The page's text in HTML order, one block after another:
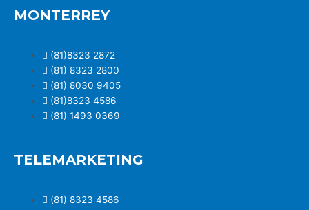
MONTERREY
(81)8323 2872
(81) 8323 2800
(81) 8030 9405
(81)8323 4586
(81) 1493 0369
TELEMARKETING
(81) 8323 4586